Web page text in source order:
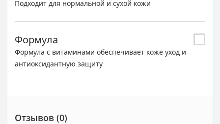
Подходит для нормальной и сухой кожи
Формула
Формула с витаминами обеспечивает коже уход и
антиоксидантную защиту
Отзывов (0)